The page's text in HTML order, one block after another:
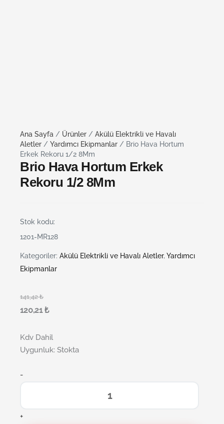
Ana Sayfa / Ürünler / Akülü Elektrikli ve Havalı
Aletler / Yardımcı Ekipmanlar / Brio Hava Hortum
Erkek Rekoru 1/2 8Mm
Brio Hava Hortum Erkek
Rekoru 1/2 8Mm
Stok kodu:
1201-MR128
Kategoriler: Akülü Elektrikli ve Havalı Aletler, Yardımcı
Ekipmanlar
141,42₺
120,21₺
Kdv Dahil
Uygunluk: Stokta
-
+